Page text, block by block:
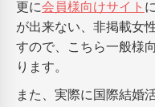
更に会員様向けサイト
が出来ない、非掲載女
すので、こちら一般様
ります。
また、実際に国際結婚